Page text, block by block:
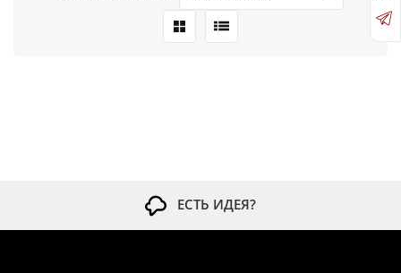
ЕСТЬ ИДЕЯ?